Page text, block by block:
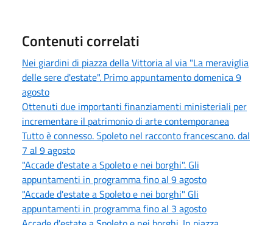
Contenuti correlati
Nei giardini di piazza della Vittoria al via "La meraviglia
delle sere d'estate". Primo appuntamento domenica 9
agosto
Ottenuti due importanti finanziamenti ministeriali per
incrementare il patrimonio di arte contemporanea
Tutto è connesso. Spoleto nel racconto francescano. dal
7 al 9 agosto
"Accade d'estate a Spoleto e nei borghi". Gli
appuntamenti in programma fino al 9 agosto
"Accade d'estate a Spoleto e nei borghi" Gli
appuntamenti in programma fino al 3 agosto